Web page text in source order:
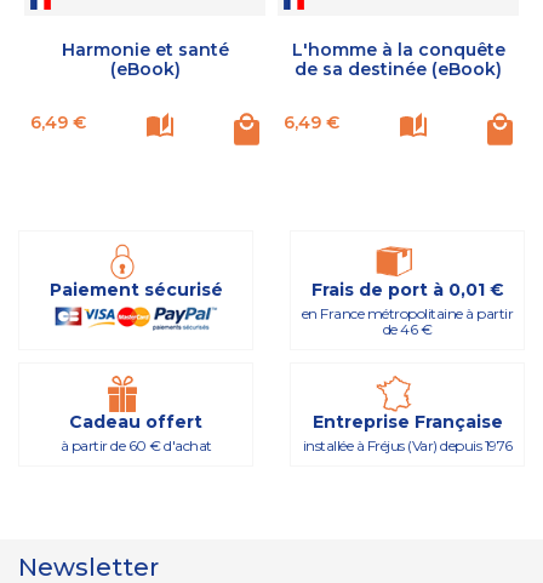
Harmonie et santé
(eBook)
Prix
6,49 €
L'homme à la conquête
de sa destinée (eBook)
Prix
6,49 €
Paiement sécurisé Frais de port à 0,01 €
en France métropolitaine à partir
de 46 €
Cadeau offert
à partir de 60 € d'achat
Entreprise Française
installée à Fréjus (Var) depuis 1976
Newsletter